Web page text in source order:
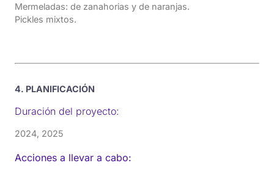
Mermeladas: de zanahorias y de naranjas.
Pickles mixtos.
4. PLANIFICACIÓN
Duración del proyecto:
2024, 2025
Acciones a llevar a cabo: